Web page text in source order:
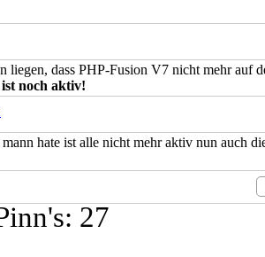
liegen, dass PHP-Fusion V7 nicht mehr auf
ist noch aktiv!
hate ist alle nicht mehr aktiv nun auch
27